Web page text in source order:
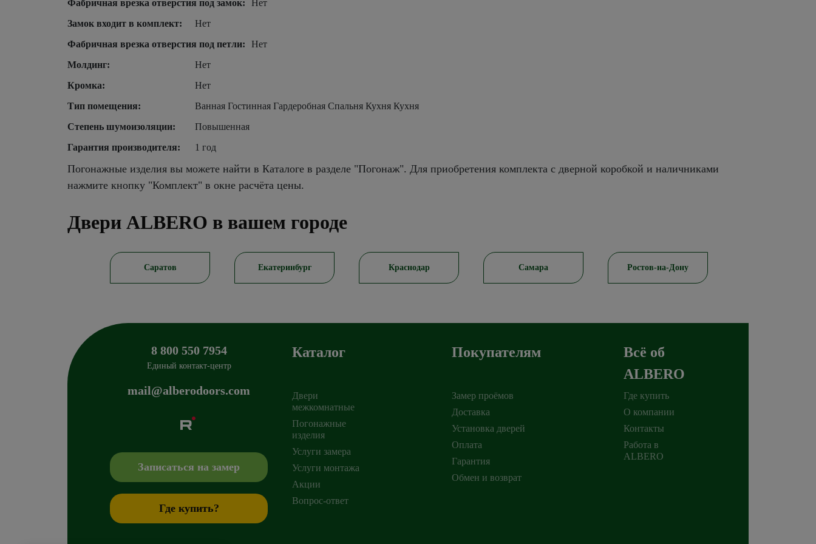
Фабричная врезка отверстия под замок:
Нет
Замок входит в комплект:
Нет
Фабричная врезка отверстия под петли:
Нет
Молдинг:
Нет
Кромка:
Нет
Тип помещения:
Ванная Гостинная Гардеробная Спальня Кухня Кухня
Степень шумоизоляции:
Повышенная
Гарантия производителя:
1 год
Погонажные изделия вы можете найти в Каталоге в разделе "Погонаж". Для приобретения комплекта с дверной коробкой и наличниками
нажмите кнопку "Комплект" в окне расчёта цены.
Двери ALBERO в вашем городе
Саратов Екатеринбург Краснодар Самара Ростов-на-Дону
8 800 550 7954
Единый контакт-центр
mail@alberodoors.com
+7 800 765 43 42,mail@alberodoors.com
Записаться на замер
Где купить?
Каталог
Двери
межкомнатные
Погонажные
изделия
Услуги замера
Услуги монтажа
Акции
Вопрос-ответ
Покупателям
Замер проёмов
Доставка
Установка дверей
Оплата
Гарантия
Обмен и возврат
Всё об
ALBERO
Где купить
О компании
Контакты
Работа в
ALBERO